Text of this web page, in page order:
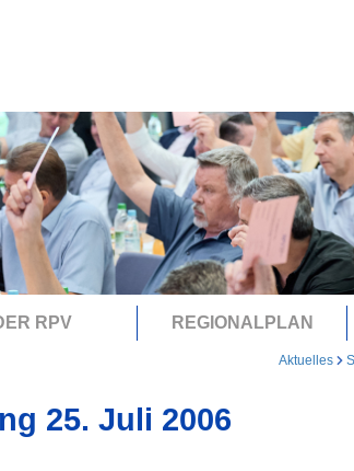
RPV REGIONALPLAN
Aktuelles
25. Juli 2006